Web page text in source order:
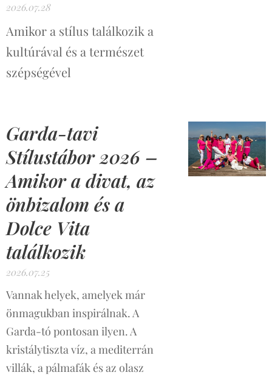
2026.07.28
Amikor a stílus találkozik a
kultúrával és a természet
szépségével
Garda-tavi
Stílustábor 2026 –
Amikor a divat, az
önbizalom és a
Dolce Vita
találkozik
2026.07.25
Vannak helyek, amelyek már
önmagukban inspirálnak. A
Garda-tó pontosan ilyen. A
kristálytiszta víz, a mediterrán
villák, a pálmafák és az olasz